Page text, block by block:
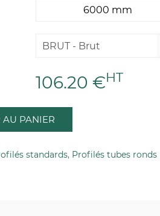
BRUT - Brut
106.20 €HT
AU PANIER
standards, Profilés tubes ronds